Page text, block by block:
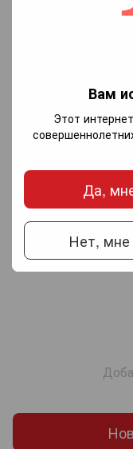
Вам
Этот
Да,
Нет, мне
Каор) 2009 от
Вино красное
87 грн.
6.Вино
винодельни
Цена78 грн.
Обсуждение